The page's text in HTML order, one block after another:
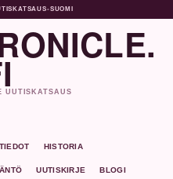
•SUOMI
UUTISKATSAUS
HISTORIA
UUTISKIRJE BLOGI